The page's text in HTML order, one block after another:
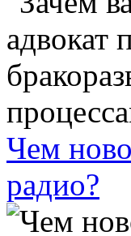
Чем
радио?